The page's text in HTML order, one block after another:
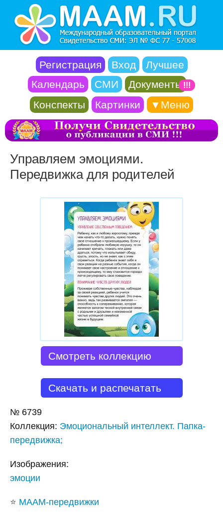
Регистрация Вход
Лучшее
Календарь
СМИ Документы !!!
Конспекты Картинки ▼Меню
Управляем эмоциями.
Передвижка для родителей
Смотреть коллекцию
Скачать и распечатать
№ 6739
Коллекция: Эмоциональный интеллект. Папка-
передвижка;
Изображения:
эмоции
⭐ МААМ-передвижки